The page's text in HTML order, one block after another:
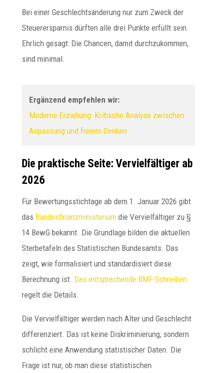
Bei einer Geschlechtsänderung nur zum Zweck der
Steuerersparnis dürften alle drei Punkte erfüllt sein.
Ehrlich gesagt: Die Chancen, damit durchzukommen,
sind minimal.
Ergänzend empfehlen wir:
Moderne Erziehung: Kritische Analyse zwischen
Anpassung und freiem Denken
Die praktische Seite: Vervielfältiger ab
2026
Für Bewertungsstichtage ab dem 1. Januar 2026 gibt
das Bundesfinanzministeriumdie Vervielfältiger zu §
14 BewG bekannt. Die Grundlage bilden die aktuellen
Sterbetafeln des Statistischen Bundesamts. Das
zeigt, wie formalisiert und standardisiert diese
Berechnung ist. Das entsprechende BMF-Schreiben
regelt die Details.
Die Vervielfältiger werden nach Alter und Geschlecht
differenziert. Das ist keine Diskriminierung, sondern
schlicht eine Anwendung statistischer Daten. Die
Frage ist nur, ob man diese statistischen